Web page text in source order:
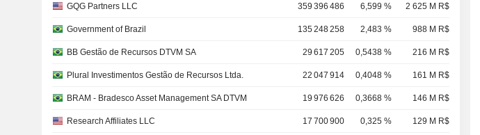
GQG Partners LLC 359 396 486 6,599 % 2 625 M R$
Government of Brazil 135 248 258 2,483 % 988 M R$
BB Gestão de Recursos DTVM SA 29 617 205 0,5438 % 216 M R$
Plural Investimentos Gestão de Recursos Ltda. 22 047 914 0,4048 % 161 M R$
BRAM - Bradesco Asset Management SA DTVM 19 976 626 0,3668 % 146 M R$
Research Affiliates LLC 17 700 900 0,325 % 129 M R$